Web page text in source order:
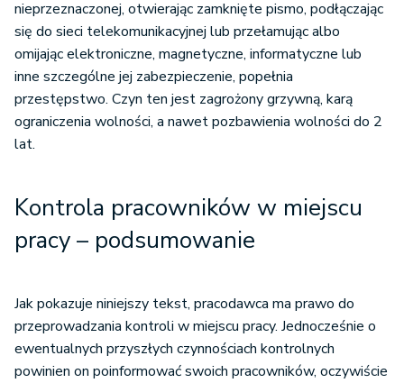
nieprzeznaczonej, otwierając zamknięte pismo, podłączając
się do sieci telekomunikacyjnej lub przełamując albo
omijając elektroniczne, magnetyczne, informatyczne lub
inne szczególne jej zabezpieczenie, popełnia
przestępstwo. Czyn ten jest zagrożony grzywną, karą
ograniczenia wolności, a nawet pozbawienia wolności do 2
lat.
Kontrola pracowników w miejscu
pracy – podsumowanie
Jak pokazuje niniejszy tekst, pracodawca ma prawo do
przeprowadzania kontroli w miejscu pracy. Jednocześnie o
ewentualnych przyszłych czynnościach kontrolnych
powinien on poinformować swoich pracowników, oczywiście